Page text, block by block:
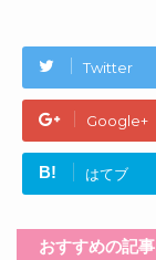
Twitter
Google+
B! はてブ
おすすめの記事